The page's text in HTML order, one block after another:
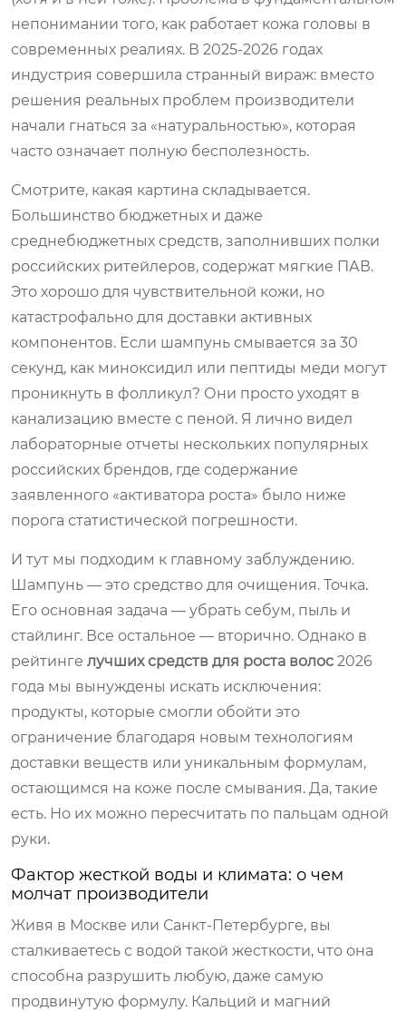
непонимании того, как работает кожа головы в
современных реалиях. В 2025-2026 годах
индустрия совершила странный вираж: вместо
решения реальных проблем производители
начали гнаться за «натуральностью», которая
часто означает полную бесполезность.
Смотрите, какая картина складывается.
Большинство бюджетных и даже
среднебюджетных средств, заполнивших полки
российских ритейлеров, содержат мягкие ПАВ.
Это хорошо для чувствительной кожи, но
катастрофально для доставки активных
компонентов. Если шампунь смывается за 30
секунд, как миноксидил или пептиды меди могут
проникнуть в фолликул? Они просто уходят в
канализацию вместе с пеной. Я лично видел
лабораторные отчеты нескольких популярных
российских брендов, где содержание
заявленного «активатора роста» было ниже
порога статистической погрешности.
И тут мы подходим к главному заблуждению.
Шампунь — это средство для очищения. Точка.
Его основная задача — убрать себум, пыль и
стайлинг. Все остальное — вторично. Однако в
рейтинге лучших средств для роста волос 2026
года мы вынуждены искать исключения:
продукты, которые смогли обойти это
ограничение благодаря новым технологиям
доставки веществ или уникальным формулам,
остающимся на коже после смывания. Да, такие
есть. Но их можно пересчитать по пальцам одной
руки.
Фактор жесткой воды и климата: о чем
молчат производители
Живя в Москве или Санкт-Петербурге, вы
сталкиваетесь с водой такой жесткости, что она
способна разрушить любую, даже самую
продвинутую формулу. Кальций и магний